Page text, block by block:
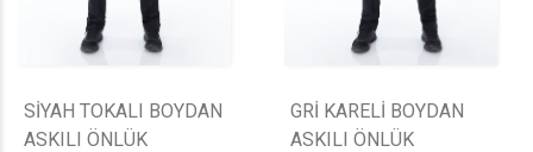
SİYAH TOKALI BOYDAN
ASKILI ÖNLÜK
GRİ KARELİ BOYDAN
ASKILI ÖNLÜK